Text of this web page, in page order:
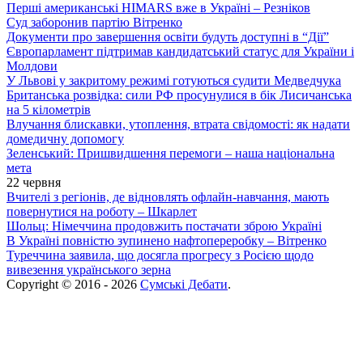
Перші американські HIMARS вже в Україні – Резніков
Суд заборонив партію Вітренко
Документи про завершення освіти будуть доступні в “Дії”
Європарламент підтримав кандидатський статус для України і
Молдови
У Львові у закритому режимі готуються судити Медведчука
Британська розвідка: сили РФ просунулися в бік Лисичанська
на 5 кілометрів
Влучання блискавки, утоплення, втрата свідомості: як надати
домедичну допомогу
Зеленський: Пришвидшення перемоги – наша національна
мета
22 червня
Вчителі з регіонів, де відновлять офлайн-навчання, мають
повернутися на роботу – Шкарлет
Шольц: Німеччина продовжить постачати зброю Україні
В Україні повністю зупинено нафтопереробку – Вітренко
Туреччина заявила, що досягла прогресу з Росією щодо
вивезення українського зерна
Copyright © 2016 - 2026 Сумські Дебати.